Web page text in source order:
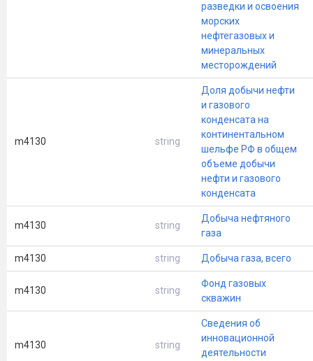
разведки и освоения
морских
нефтегазовых и
минеральных
месторождений
m4130 string
Доля добычи нефти
и газового
конденсата на
континентальном
шельфе РФ в общем
объеме добычи
нефти и газового
конденсата
m4130 string
Добыча нефтяного
газа
m4130 string Добыча газа, всего
m4130 string
Фонд газовых
скважин
m4130 string
Сведения об
инновационной
деятельности